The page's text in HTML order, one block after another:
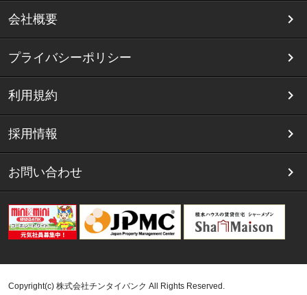
会社概要
プライバシーポリシー
利用規約
採用情報
お問い合わせ
Copyright(c) 株式会社チンタイバンク All Rights Reserved.